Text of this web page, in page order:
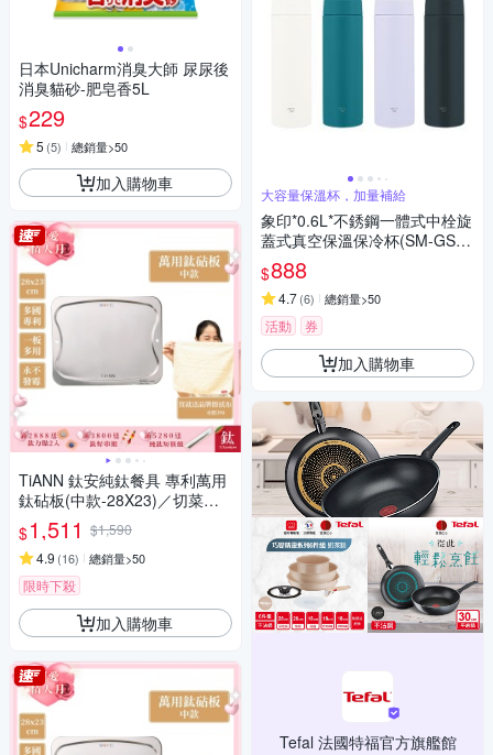
日本Unicharm消臭大師 尿尿後
消臭貓砂-肥皂香5L
$229
5 (5) 總銷量>50
加入購物車
TiANN 鈦安純鈦餐具 專利萬用
鈦砧板(中款-28X23)／切菜板
／砧盤／砧板／烘焙烤盤／露
營餐盤
$1,511 $1,590
4.9 (16) 總銷量>50
限時下殺
加入購物車
大容量保溫杯，加量補給
象印*0.6L*不銹鋼一體式中栓旋
蓋式真空保溫保冷杯(SM-GS6
0)(快)
$888
4.7(6) 總銷量>50
活動 券
加入購物車
Tefal 法國特福官方旗艦館